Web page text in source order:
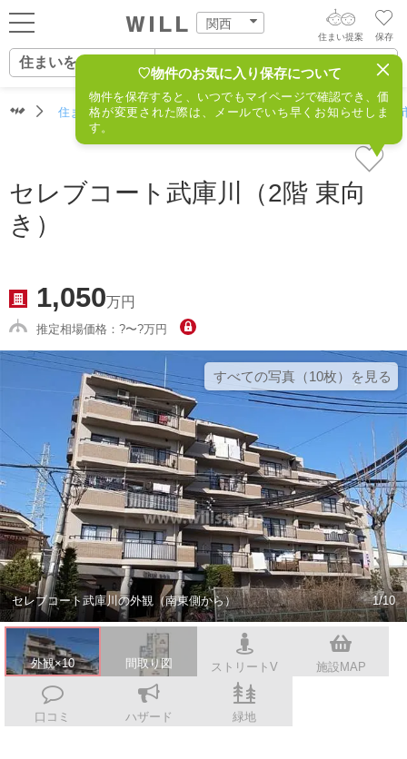
関西
ログイン
新規会員登録
住まいを売る
町を知る
店舗案内
スタッフ紹介
会社案内
保存
住まい提案
住まいをさがす
住まいをさがす
住まい事例をさが
営業所をさがす
スタッフをさがす
AIウィルくんの提案
AI住まい提案を受ける
相場データを依頼する
住まいをさがす（関西） 住所からさがす 不動産(伊丹
♡物件のお気に入り保存について
物件を保存すると、いつでもマイページで確認でき、価
格が変更された際は、メールでいち早くお知らせしま
す。
セレブコート武庫川（2階 東向
き）
1,050万円
推定相場価格：?〜?万円
すべての写真（10枚）を⾒る
セレブコート武庫川の外観（南東側から） 1/10
外観×10 間取り図 ストリートV 施設MAP
口コミ ハザード 緑地